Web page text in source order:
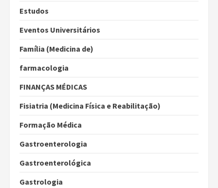
Estudos
Eventos Universitários
Família (Medicina de)
farmacologia
FINANÇAS MÉDICAS
Fisiatria (Medicina Física e Reabilitação)
Formação Médica
Gastroenterologia
Gastroenterológica
Gastrologia